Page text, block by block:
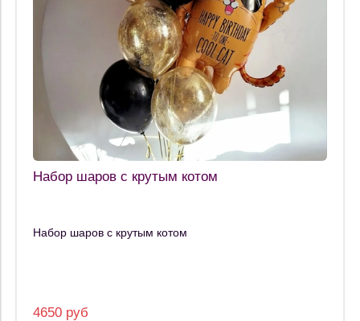
Набор шаров с крутым котом
Набор шаров с крутым котом
4650 руб